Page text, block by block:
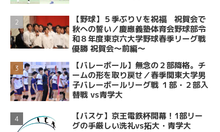
【野球】５季ぶりＶを祝福 祝賀会で
秋への誓い／慶應義塾体育会野球部令
和８年度東京六大学野球春季リーグ戦
優勝 祝賀会～前編～
【バレーボール】無念の２部降格。チ
ームの形を取り戻せ／春季関東大学男
子バレーボールリーグ戦 １部・２部入
替戦 vs青学大
【バスケ】京王電鉄杯開幕！1部リー
グの手厳しい洗礼vs拓大・青学大